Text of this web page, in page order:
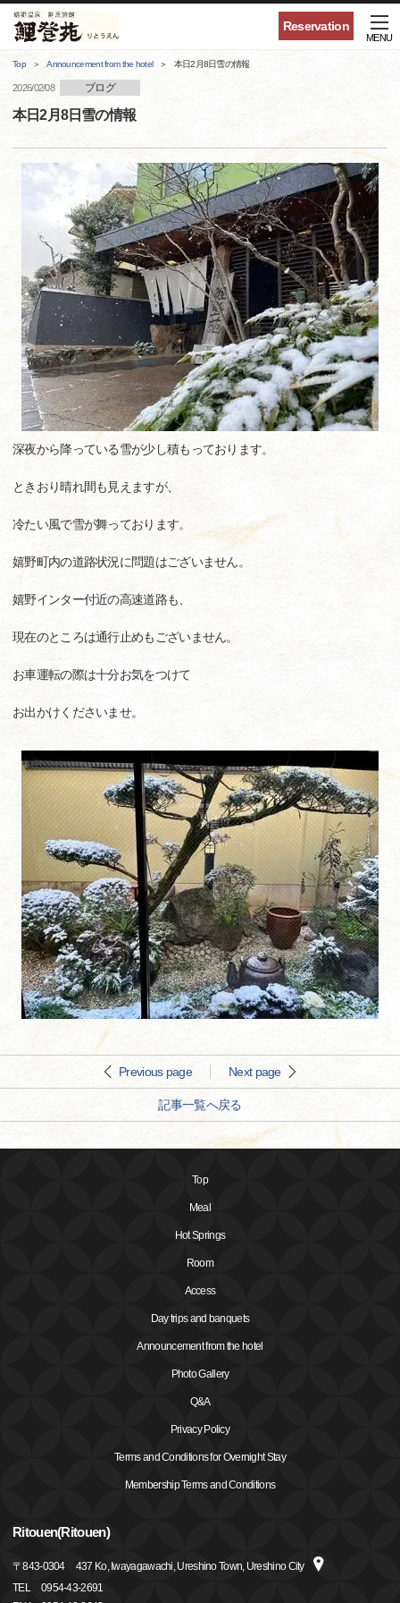
Reservation
MENU
Top Announcement from the hotel 本日2月8日雪の情報
2026/02/08 ブログ
本日2月8日雪の情報
深夜から降っている雪が少し積もっております。
ときおり晴れ間も見えますが、
冷たい風で雪が舞っております。
嬉野町内の道路状況に問題はございません。
嬉野インター付近の高速道路も、
現在のところは通行止めもございません。
お車運転の際は十分お気をつけて
お出かけくださいませ。
Previous page Next page
記事一覧へ戻る
Top
Meal
Hot Springs
Room
Access
Day trips and banquets
Announcement from the hotel
Photo Gallery
Q&A
Privacy Policy
Terms and Conditions for Overnight Stay
Membership Terms and Conditions
Ritouen(Ritouen)
〒843-0304
437 Ko, Iwayagawachi, Ureshino Town, Ureshino City
TEL
0954-43-2691